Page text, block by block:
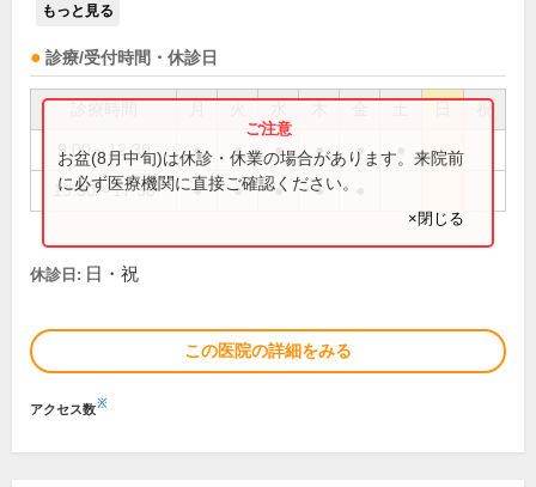
もっと見る
診療/受付時間・休診日
祝
9:00～12:30 ● ● ● ● ●
13:30～17:30 ● ● ● ●
お盆(8月中旬)は休診・休業の場合があります。来院前
に必ず医療機関に直接ご確認ください。
×閉じる
休診日: 日・祝
この医院の詳細をみる
アクセス数※